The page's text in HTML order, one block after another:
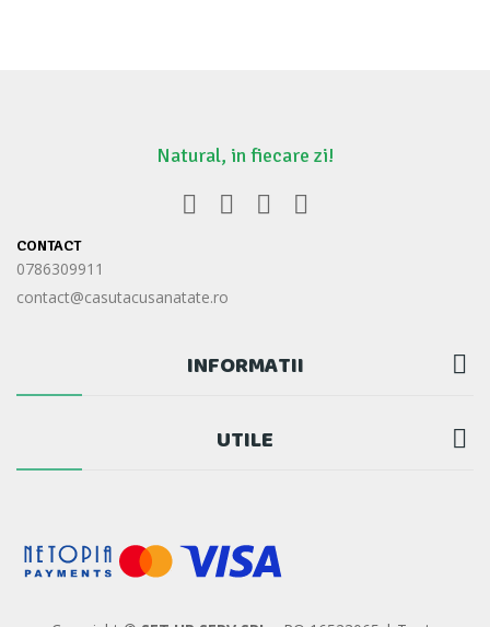
Natural, in fiecare zi!
CONTACT
0786309911
contact@casutacusanatate.ro
INFORMATII 
UTILE 